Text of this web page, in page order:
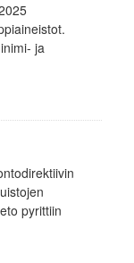
ja
pyrittiin